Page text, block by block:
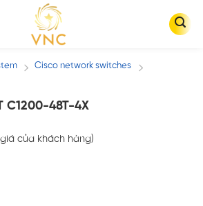
/ Cisco network switches /
C1200-48T-4X
của khách hàng)